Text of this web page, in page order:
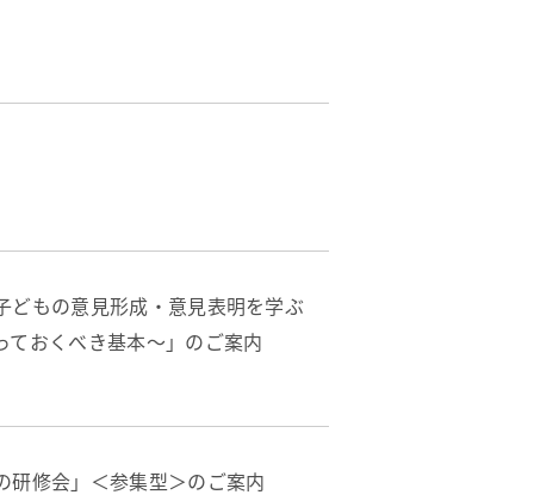
もの意見形成・意見表明を学ぶ
おくべき基本～」のご案内
修会」＜参集型＞のご案内